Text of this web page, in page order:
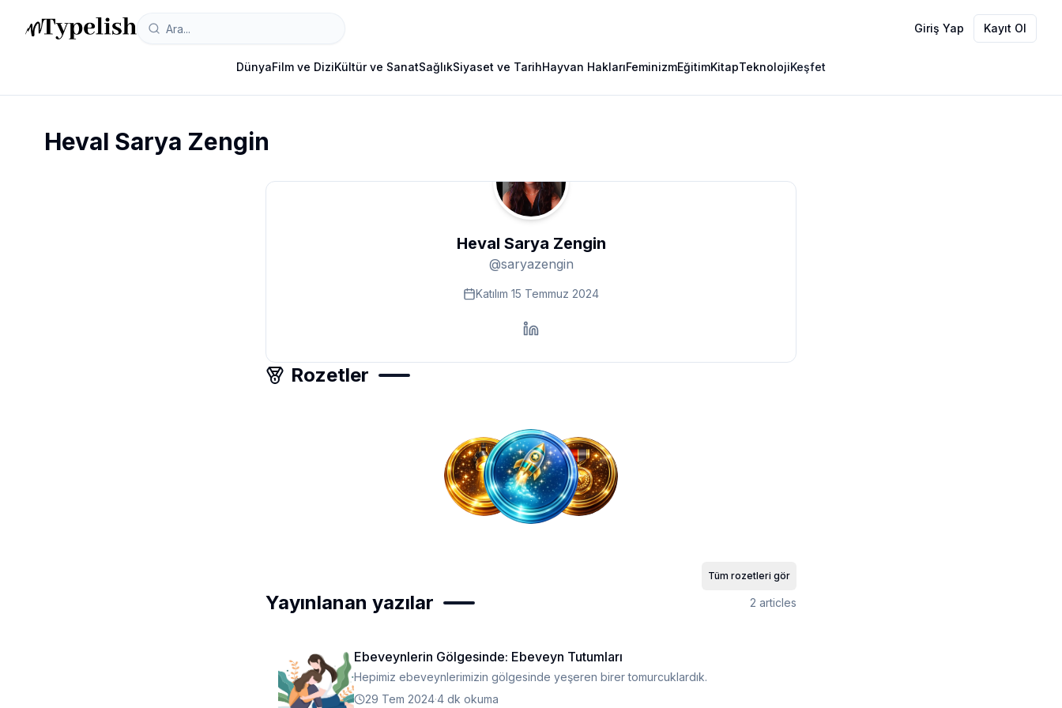
Giriş Yap Kayıt Ol
DünyaFilm ve DiziKültür ve SanatSağlıkSiyaset ve TarihHayvan HaklarıFeminizmEğitimKitapTeknolojiKeşfet
Heval Sarya Zengin
Heval Sarya Zengin
@saryazengin
Katılım 15 Temmuz 2024
Rozetler
Tüm rozetleri gör
Yayınlanan yazılar 2 articles
Ebeveynlerin Gölgesinde: Ebeveyn Tutumları
Hepimiz ebeveynlerimizin gölgesinde yeşeren birer tomurcuklardık.
29 Tem 2024·4 dk okuma